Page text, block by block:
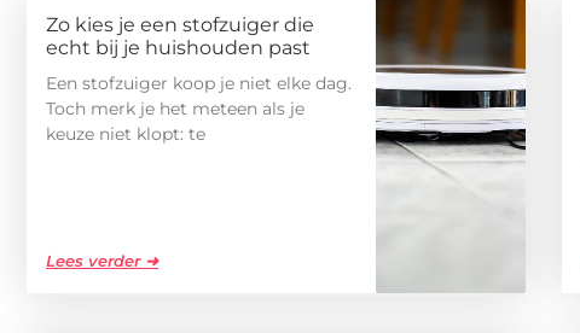
Zo kies je een stofzuiger die
echt bij je huishouden past
Een stofzuiger koop je niet elke dag.
Toch merk je het meteen als je
keuze niet klopt: te
Lees verder ➜